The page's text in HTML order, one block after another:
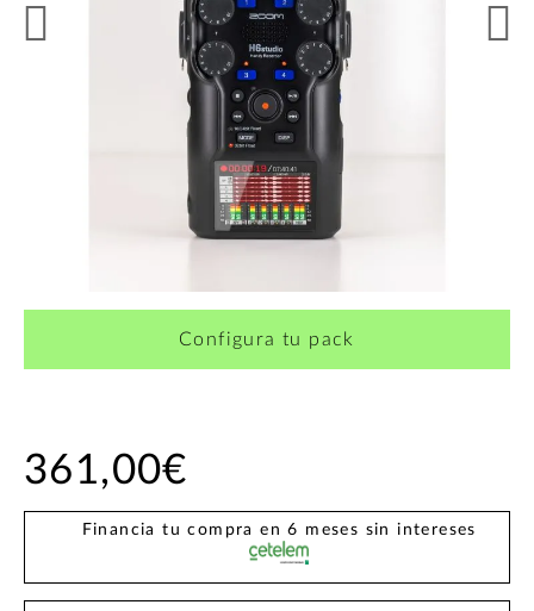
Configura tu pack
361,00€
Financia tu compra en 6 meses sin intereses